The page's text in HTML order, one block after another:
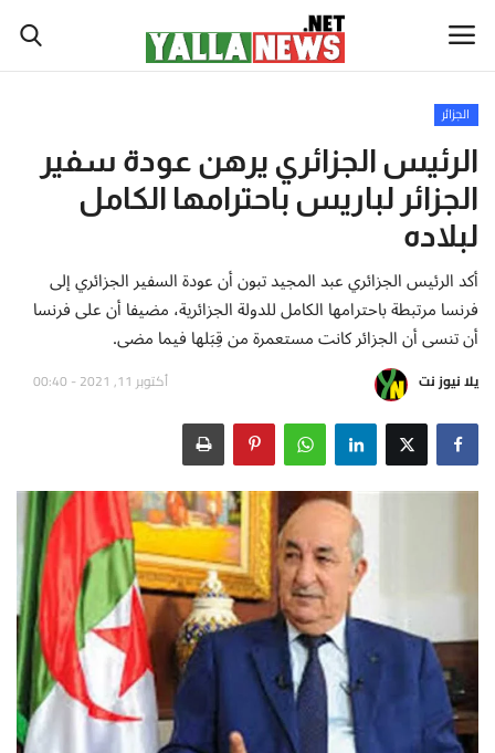
أخبار العالم
أخبار الوطن العربي
سياسة واقتصاد
رياضة
ثقافة وفن
تكنولوجيا وعلوم
صحة ولياقة
أطباق من المطابخ العربية
سياحة وسفر
منوعات عامة
جاليري الفن التشكيلي
الجزائر
الرئيس الجزائري يرهن عودة سفير
الجزائر لباريس باحترامها الكامل
لبلاده
أكد الرئيس الجزائري عبد المجيد تبون أن عودة السفير الجزائري إلى
فرنسا مرتبطة باحترامها الكامل للدولة الجزائرية، مضيفا أن على فرنسا
أن تنسى أن الجزائر كانت مستعمرة من قِبَلها فيما مضى.
يلا نيوز نت أكتوبر 11, 2021 - 00:40